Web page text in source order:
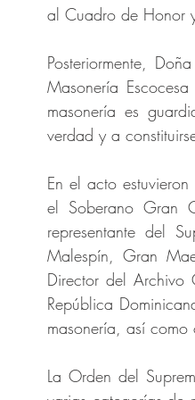
al Cuadro de Honor
Posteriormente,
Masonería
masonería es
verdad y a
En el acto
el Soberano Gran
representante del
Malespín, Gran
Director del
República
masonería, así como
La Orden del